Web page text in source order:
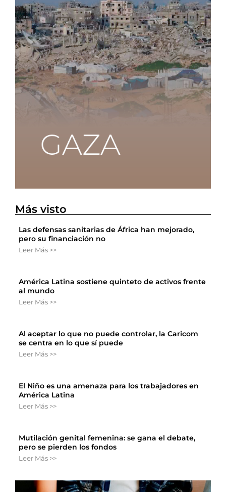
Más visto
Las defensas sanitarias de África han mejorado,
pero su financiación no
Leer Más >>
América Latina sostiene quinteto de activos frente
al mundo
Leer Más >>
Al aceptar lo que no puede controlar, la Caricom
se centra en lo que sí puede
Leer Más >>
El Niño es una amenaza para los trabajadores en
América Latina
Leer Más >>
Mutilación genital femenina: se gana el debate,
pero se pierden los fondos
Leer Más >>